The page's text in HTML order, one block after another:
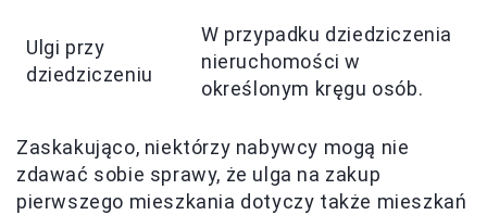
Ulgi przy
dziedziczeniu
W przypadku dziedziczenia
nieruchomości w
określonym kręgu osób.
Zaskakująco, niektórzy nabywcy mogą nie
zdawać sobie sprawy, że ulga na zakup
pierwszego mieszkania dotyczy także mieszkań